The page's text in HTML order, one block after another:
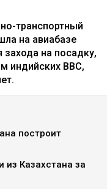
транспортный
на авиабазе
на посадку,
индийских ВВС,
построит
из Казахстана за